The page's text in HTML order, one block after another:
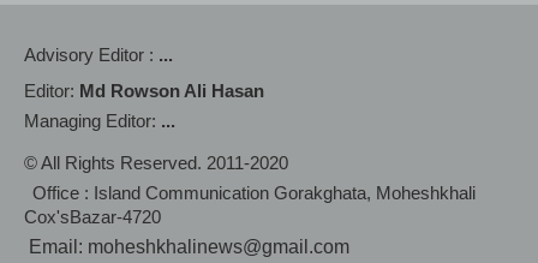
Advisory Editor : ...
Editor: Md Rowson Ali Hasan
Managing Editor: ...
© All Rights Reserved. 2011-2020
Office : Island Communication Gorakghata, Moheshkhali
Cox'sBazar-4720
Email: moheshkhalinews@gmail.com